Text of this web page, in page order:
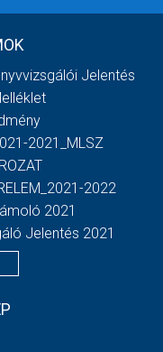
Jelentés
2021_MLSZ
2022
2021
Jelentés 2021